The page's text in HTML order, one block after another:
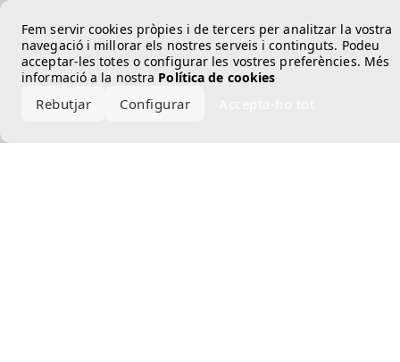
Fem servir cookies pròpies i de tercers per analitzar la vostra
navegació i millorar els nostres serveis i continguts. Podeu
acceptar-les totes o configurar les vostres preferències. Més
informació a la nostra Política de cookies
Rebutjar Configurar
Error loading the brand